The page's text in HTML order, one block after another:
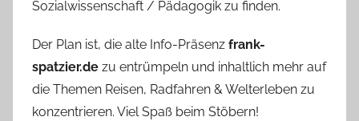
Sozialwissenschaft / Pädagogik zu finden.
Der Plan ist, die alte Info-Präsenz frank-
spatzier.de zu entrümpeln und inhaltlich mehr auf
die Themen Reisen, Radfahren & Welterleben zu
konzentrieren. Viel Spaß beim Stöbern!